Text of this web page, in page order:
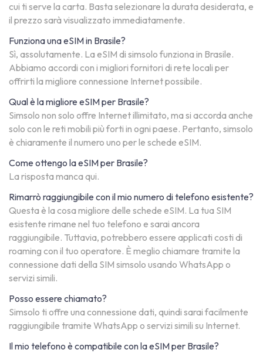
cui ti serve la carta. Basta selezionare la durata desiderata, e
il prezzo sarà visualizzato immediatamente.
Funziona una eSIM in Brasile?
Sì, assolutamente. La eSIM di simsolo funziona in Brasile.
Abbiamo accordi con i migliori fornitori di rete locali per
offrirti la migliore connessione Internet possibile.
Qual è la migliore eSIM per Brasile?
Simsolo non solo offre Internet illimitato, ma si accorda anche
solo con le reti mobili più forti in ogni paese. Pertanto, simsolo
è chiaramente il numero uno per le schede eSIM.
Come ottengo la eSIM per Brasile?
La risposta manca qui.
Rimarrò raggiungibile con il mio numero di telefono esistente?
Questa è la cosa migliore delle schede eSIM. La tua SIM
esistente rimane nel tuo telefono e sarai ancora
raggiungibile. Tuttavia, potrebbero essere applicati costi di
roaming con il tuo operatore. È meglio chiamare tramite la
connessione dati della SIM simsolo usando WhatsApp o
servizi simili.
Posso essere chiamato?
Simsolo ti offre una connessione dati, quindi sarai facilmente
raggiungibile tramite WhatsApp o servizi simili su Internet.
Il mio telefono è compatibile con la eSIM per Brasile?